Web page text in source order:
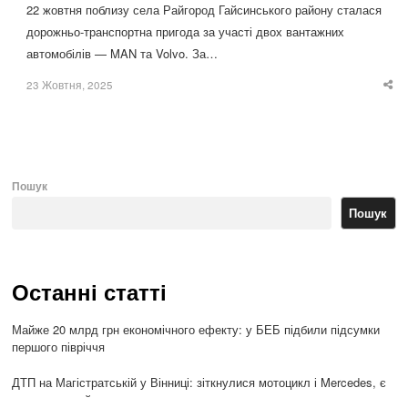
22 жовтня поблизу села Райгород Гайсинського району сталася
дорожньо-транспортна пригода за участі двох вантажних
автомобілів — MAN та Volvo. За…
23 Жовтня, 2025
Пошук
Пошук
Останні статті
Майже 20 млрд грн економічного ефекту: у БЕБ підбили підсумки
першого півріччя
ДТП на Магістратській у Вінниці: зіткнулися мотоцикл і Mercedes, є